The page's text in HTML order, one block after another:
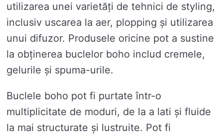
utilizarea unei varietăți de tehnici de styling,
inclusiv uscarea la aer, plopping și utilizarea
unui difuzor. Produsele oricine pot a sustine
la obținerea buclelor boho includ cremele,
gelurile și spuma-urile.
Buclele boho pot fi purtate într-o
multiplicitate de moduri, de la a lati și fluide
la mai structurate și lustruite. Pot fi